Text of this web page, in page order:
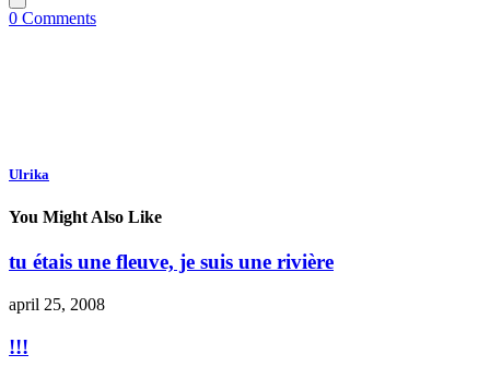
0 Comments
Ulrika
You Might Also Like
tu étais une fleuve, je suis une rivière
april 25, 2008
!!!